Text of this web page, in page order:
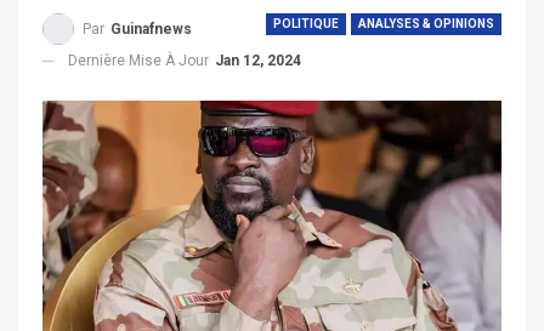
POLITIQUE ANALYSES & OPINIONS
Par Guinafnews
Dernière Mise À Jour Jan 12, 2024